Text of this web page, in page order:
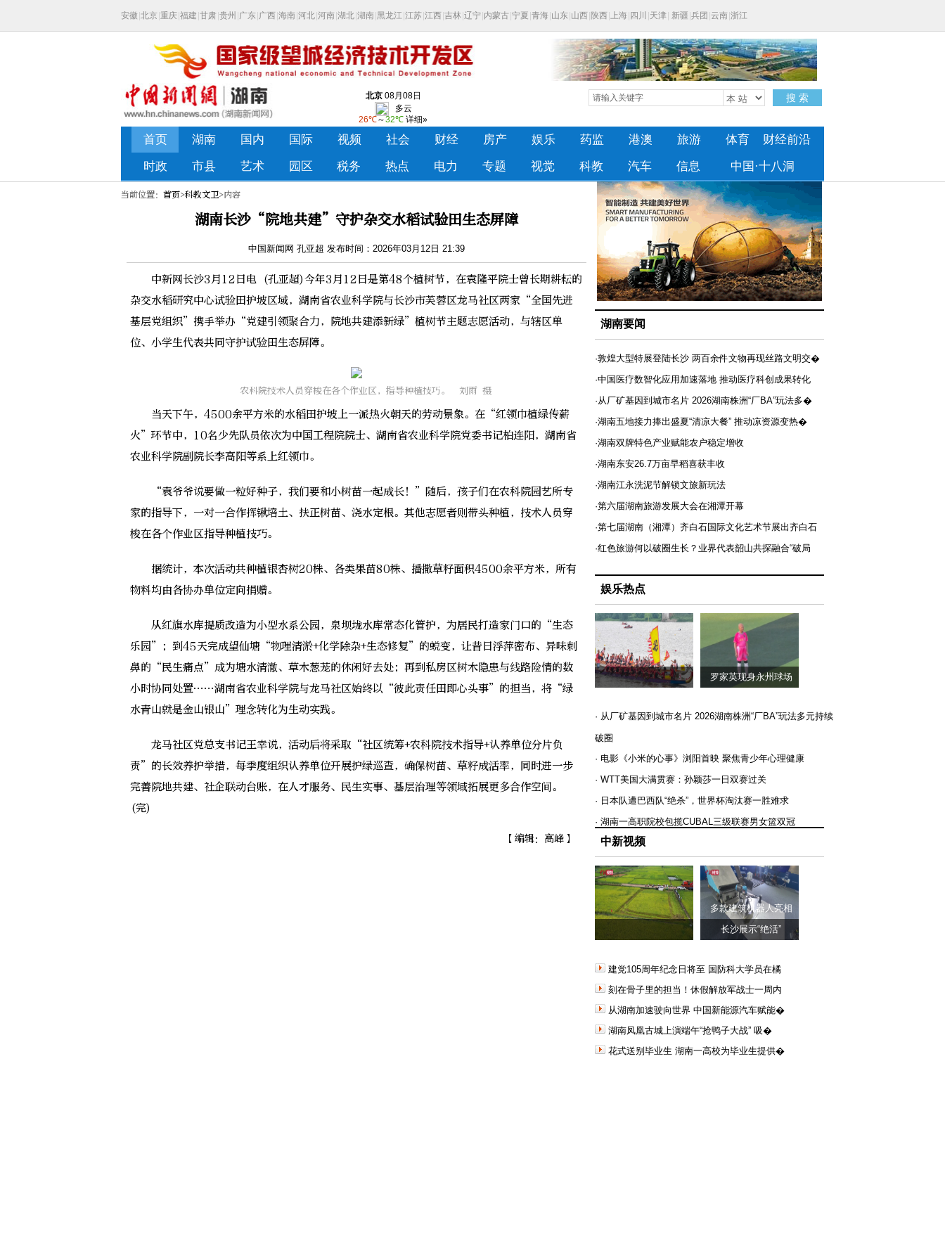
当前位置： 首页>科教文卫>内容
湖南长沙“院地共建”守护杂交水稻试验田生态屏障
中国新闻网 孔亚超 发布时间：2026年03月12日 21:39
中新网长沙3月12日电 (孔亚超)今年3月12日是第48个植树节，在袁隆平院士曾长期耕耘的
杂交水稻研究中心试验田护坡区域，湖南省农业科学院与长沙市芙蓉区龙马社区两家“全国先进
基层党组织”携手举办“党建引领聚合力，院地共建添新绿”植树节主题志愿活动，与辖区单
位、小学生代表共同守护试验田生态屏障。
农科院技术人员穿梭在各个作业区，指导种植技巧。 刘雨 摄
当天下午，4500余平方米的水稻田护坡上一派热火朝天的劳动景象。在“红领巾植绿传薪
火”环节中，10名少先队员依次为中国工程院院士、湖南省农业科学院党委书记柏连阳，湖南省
农业科学院副院长李高阳等系上红领巾。
“袁爷爷说要做一粒好种子，我们要和小树苗一起成长！”随后，孩子们在农科院园艺所专
家的指导下，一对一合作挥锹培土、扶正树苗、浇水定根。其他志愿者则带头种植，技术人员穿
梭在各个作业区指导种植技巧。
据统计，本次活动共种植银杏树20株、各类果苗80株、播撒草籽面积4500余平方米，所有
物料均由各协办单位定向捐赠。
从红旗水库提质改造为小型水系公园，泉坝垅水库常态化管护，为居民打造家门口的“生态
乐园”；到45天完成望仙塘“物理清淤+化学除杂+生态修复”的蜕变，让昔日浮萍密布、异味刺
鼻的“民生痛点”成为塘水清澈、草木葱茏的休闲好去处；再到私房区树木隐患与线路险情的数
小时协同处置……湖南省农业科学院与龙马社区始终以“彼此责任田即心头事”的担当，将“绿
水青山就是金山银山”理念转化为生动实践。
龙马社区党总支书记王幸说，活动后将采取“社区统筹+农科院技术指导+认养单位分片负
责”的长效养护举措，每季度组织认养单位开展护绿巡查，确保树苗、草籽成活率，同时进一步
完善院地共建、社企联动台账，在人才服务、民生实事、基层治理等领域拓展更多合作空间。
(完)
【编辑：高峰】
湖南要闻
·敦煌大型特展登陆长沙 两百余件文物再现丝路文明交�
·中国医疗数智化应用加速落地 推动医疗科创成果转化
·从厂矿基因到城市名片 2026湖南株洲“厂BA”玩法多�
·湖南五地接力捧出盛夏“清凉大餐” 推动凉资源变热�
·湖南双牌特色产业赋能农户稳定增收
·湖南东安26.7万亩早稻喜获丰收
·湖南江永洗泥节解锁文旅新玩法
·第六届湖南旅游发展大会在湘潭开幕
·第七届湖南（湘潭）齐白石国际文化艺术节展出齐白石
·红色旅游何以破圈生长？业界代表韶山共探融合“破局
娱乐热点
罗家英现身永州球场
· 从厂矿基因到城市名片 2026湖南株洲“厂BA”玩法多元持续
破圈
· 电影《小米的心事》浏阳首映 聚焦青少年心理健康
· WTT美国大满贯赛：孙颖莎一日双赛过关
· 日本队遭巴西队“绝杀”，世界杯淘汰赛一胜难求
· 湖南一高职院校包揽CUBAL三级联赛男女篮双冠
中新视频
多款建筑机器人亮相
长沙展示“绝活”
建党105周年纪念日将至 国防科大学员在橘
刻在骨子里的担当！休假解放军战士一周内
从湖南加速驶向世界 中国新能源汽车赋能�
湖南凤凰古城上演端午“抢鸭子大战” 吸�
花式送别毕业生 湖南一高校为毕业生提供�